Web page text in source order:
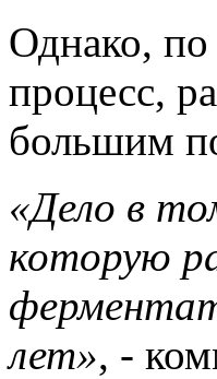
Однако,
процесс,
большим
«Дело в
которую
лет», -